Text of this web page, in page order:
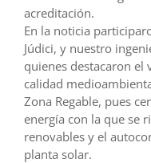
acreditación.
En la noticia
Júdici, y nuestro
quienes destacaron el
calidad
Zona Regable, pues
energía con la que se
renovables y el
planta solar.